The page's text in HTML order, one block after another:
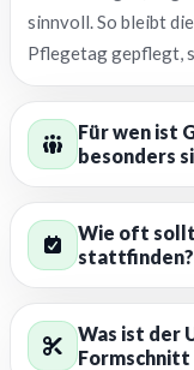
sinnvoll. So bleibt
Pflegetag gepflegt,
Für wen ist
besonders
Wie oft
stattfinden?
Was ist der
Formschnitt